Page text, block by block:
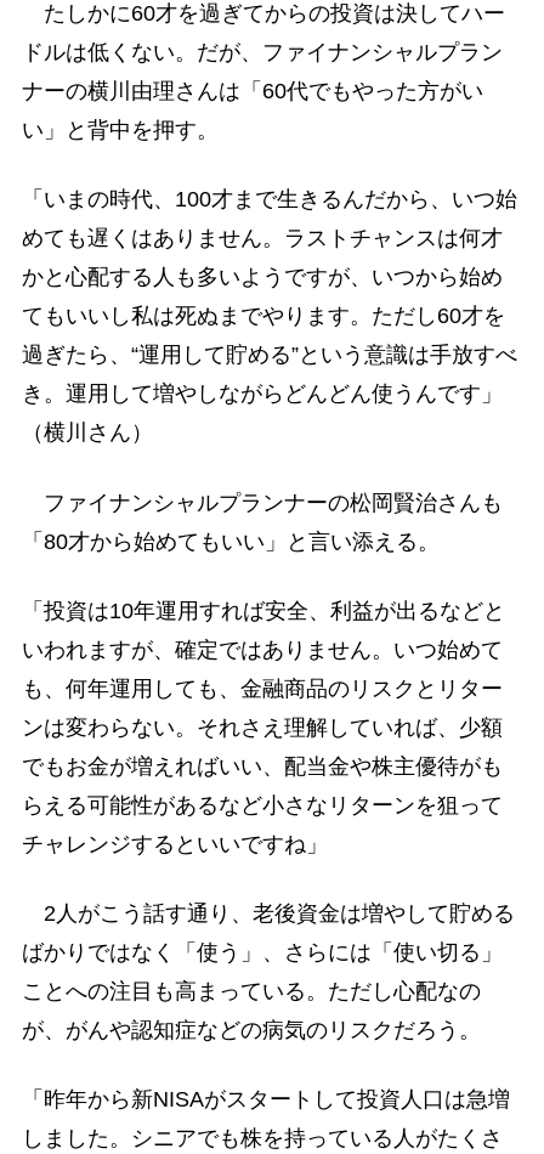
たしかに60才を過ぎてからの投資は決してハー
ドルは低くない。だが、ファイナンシャルプラン
ナーの横川由理さんは「60代でもやった方がい
い」と背中を押す。
「いまの時代、100才まで生きるんだから、いつ始
めても遅くはありません。ラストチャンスは何才
かと心配する人も多いようですが、いつから始め
てもいいし私は死ぬまでやります。ただし60才を
過ぎたら、“運用して貯める”という意識は手放すべ
き。運用して増やしながらどんどん使うんです」
（横川さん）
ファイナンシャルプランナーの松岡賢治さんも
「80才から始めてもいい」と言い添える。
「投資は10年運用すれば安全、利益が出るなどと
いわれますが、確定ではありません。いつ始めて
も、何年運用しても、金融商品のリスクとリター
ンは変わらない。それさえ理解していれば、少額
でもお金が増えればいい、配当金や株主優待がも
らえる可能性があるなど小さなリターンを狙って
チャレンジするといいですね」
2人がこう話す通り、老後資金は増やして貯める
ばかりではなく「使う」、さらには「使い切る」
ことへの注目も高まっている。ただし心配なの
が、がんや認知症などの病気のリスクだろう。
「昨年から新NISAがスタートして投資人口は急増
しました。シニアでも株を持っている人がたくさ